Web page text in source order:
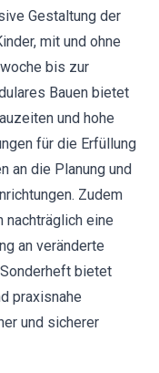
Gestaltung der
mit und ohne
bis zur
Bauen bietet
und hohe
für die Erfüllung
an die Planung und
Zudem
nachträglich eine
an veränderte
bietet
praxisnahe
und sicherer